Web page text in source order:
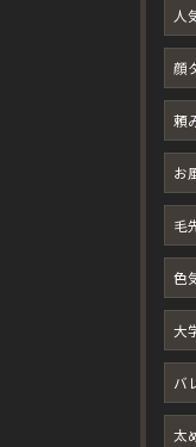
人
顔
頼
お
毛
色
大
バ
太